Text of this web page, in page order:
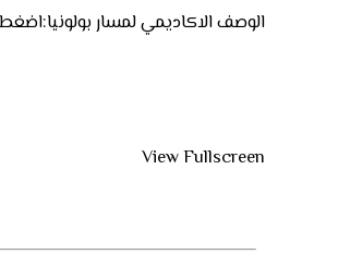
الوصف الاكاديمي لمسار بولونيا:اضغط
View Fullscreen